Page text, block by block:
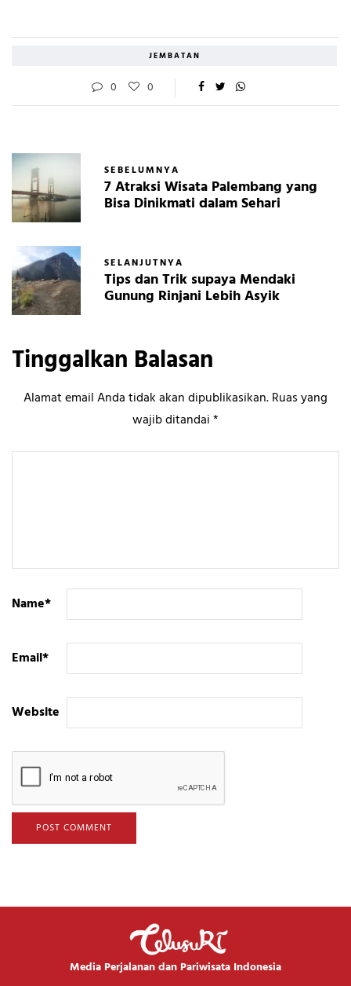
JEMBATAN
0 0
SEBELUMNYA
7 Atraksi Wisata Palembang yang
Bisa Dinikmati dalam Sehari
SELANJUTNYA
Tips dan Trik supaya Mendaki
Gunung Rinjani Lebih Asyik
Tinggalkan Balasan
Alamat email Anda tidak akan dipublikasikan.Ruas yang
wajib ditandai*
Name*
Email*
Website
Media Perjalanan dan Pariwisata Indonesia